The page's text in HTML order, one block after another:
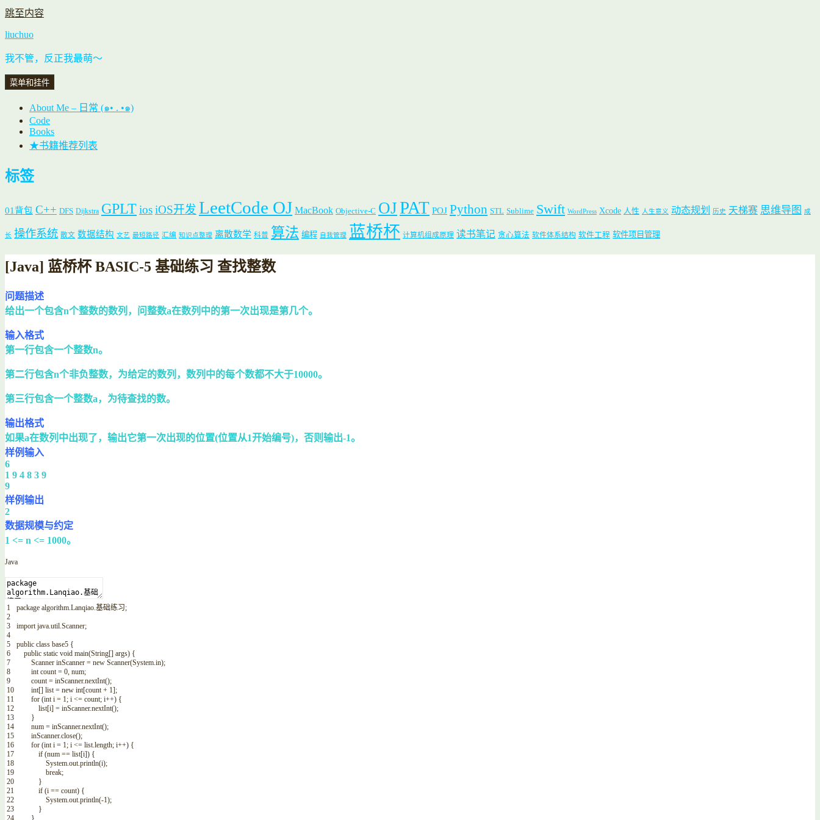
跳至内容
liuchuo
我不管，反正我最萌～
菜单和挂件
About Me – 日常 (๑• . •๑)
Code
Books
★书籍推荐列表
标签
01背包 C++ DFS Dijkstra GPLTiosiOS开发 LeetCode OJ MacBook Objective-C OJPAT POJ Python STL Sublime Swift WordPress Xcode 人性 人生意义 动态规划 历史 天梯赛 思维导图 成
长 操作系统 散文 数据结构 文艺 最短路径 汇编 知识点整理 离散数学 科普 算法 编程 自我管理 蓝桥杯 计算机组成原理 读书笔记 贪心算法 软件体系结构 软件工程 软件项目管理
[Java] 蓝桥杯 BASIC-5 基础练习 查找整数
问题描述
给出一个包含n个整数的数列，问整数a在数列中的第一次出现是第几个。
输入格式
第一行包含一个整数n。
第二行包含n个非负整数，为给定的数列，数列中的每个数都不大于10000。
第三行包含一个整数a，为待查找的数。
输出格式
如果a在数列中出现了，输出它第一次出现的位置(位置从1开始编号)，否则输出-1。
样例输入
6
1 9 4 8 3 9
9
样例输出
2
数据规模与约定
1 <= n <= 1000。
Java
1
2
3
4
5
6
7
8
9
10
11
12
13
14
15
16
17
18
19
20
21
22
23
package algorithm.Lanqiao.基础练习;
import java.util.Scanner;
public class base5 {
public static void main(String[] args) {
Scanner inScanner = new Scanner(System.in);
int count = 0, num;
count = inScanner.nextInt();
int[] list = new int[count + 1];
for (int i = 1; i <= count; i++) {
list[i] = inScanner.nextInt();
}
num = inScanner.nextInt();
inScanner.close();
for (int i = 1; i <= list.length; i++) {
if (num == list[i]) {
System.out.println(i);
break;
}
if (i == count) {
System.out.println(-1);
}